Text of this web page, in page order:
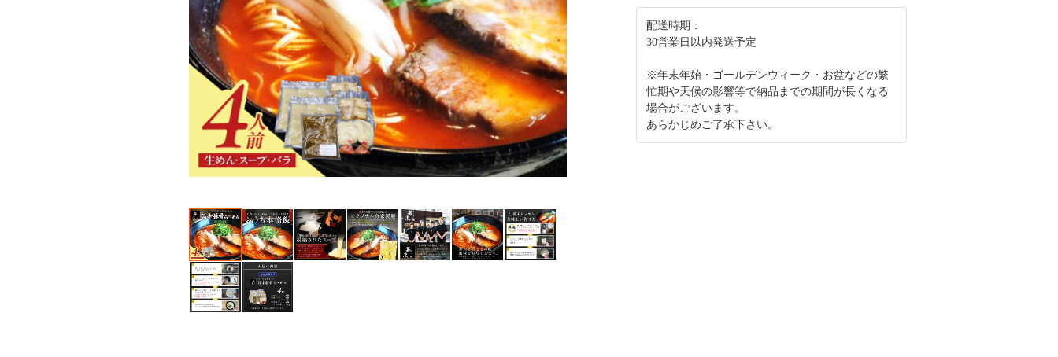
配送時期：
30営業日以内発送予定
※年末年始・ゴールデンウィーク・お盆などの繁
忙期や天候の影響等で納品までの期間が長くなる
場合がございます。
あらかじめご了承下さい。